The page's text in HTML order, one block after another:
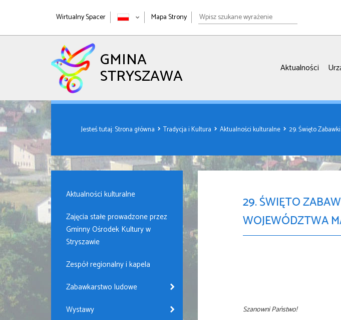
Wirtualny Spacer Mapa Strony
Wpisz
szukane
wyrażenie
GMINA
STRYSZAWA Aktualności
Jesteś tutaj:Strona główna Tradycja i Kultura Aktualności kulturalne 29. Święto
Aktualności kulturalne
Zajęcia stałe prowadzone przez
Gminny Ośrodek Kultury w
Stryszawie
Zespół regionalny i kapela
Zabawkarstwo ludowe
Wystawy
29. ŚWIĘTO
WOJEWÓDZTWA
Szanowni Państwo!